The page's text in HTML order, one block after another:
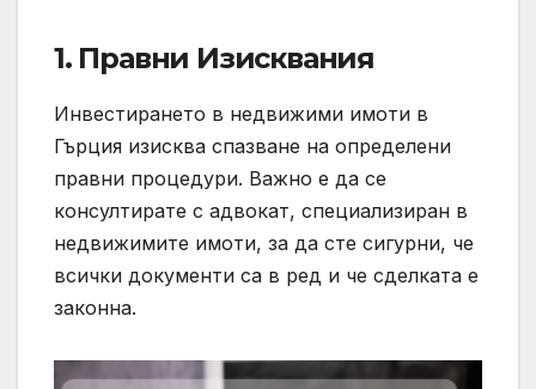
1. Правни Изисквания
Инвестирането в недвижими имоти в
Гърция изисква спазване на определени
правни процедури. Важно е да се
консултирате с адвокат, специализиран в
недвижимите имоти, за да сте сигурни, че
всички документи са в ред и че сделката е
законна.